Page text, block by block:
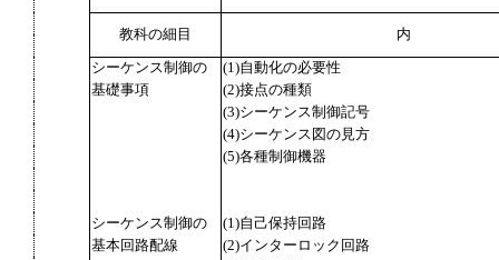
教科の細目 内
シーケンス制御の
(1)自動化の必要性
基礎事項
(2)接点の種類
(3)シーケンス制御記号
(4)シーケンス図の見方
(5)各種制御機器
シーケンス制御の
(1)自己保持回路
基本回路配線
(2)インターロック回路